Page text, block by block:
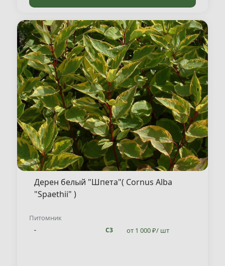
Дерен белый "Шпета"( Cornus Alba
"Spaethii" )
Питомник
- С3 от 1 000 ₽/ шт